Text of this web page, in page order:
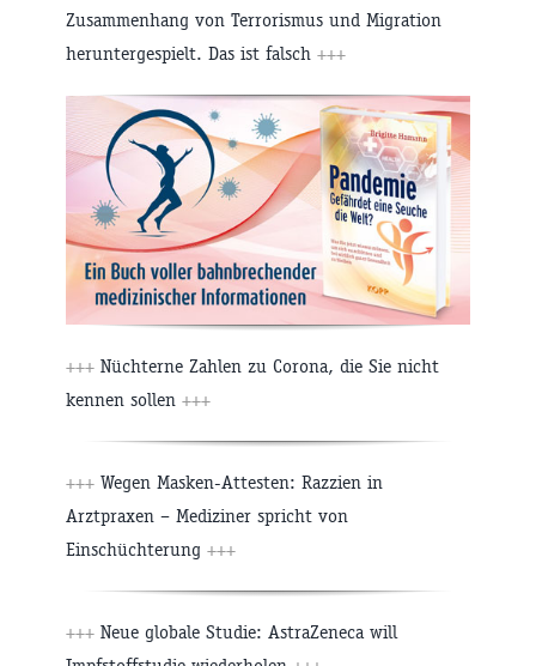
Zusammenhang von Terrorismus und Migration
heruntergespielt. Das ist falsch +++
+++ Nüchterne Zahlen zu Corona, die Sie nicht
kennen sollen +++
+++ Wegen Masken-Attesten: Razzien in
Arztpraxen – Mediziner spricht von
Einschüchterung +++
+++ Neue globale Studie: AstraZeneca will